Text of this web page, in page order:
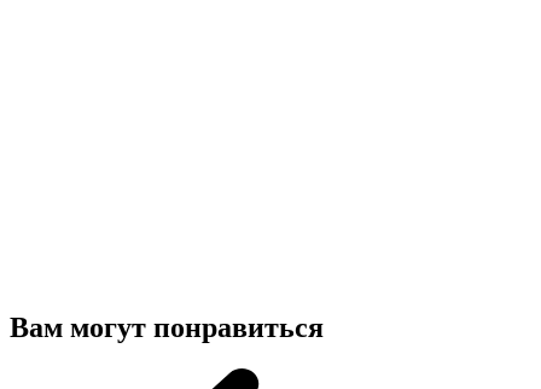
Вам могут понравиться